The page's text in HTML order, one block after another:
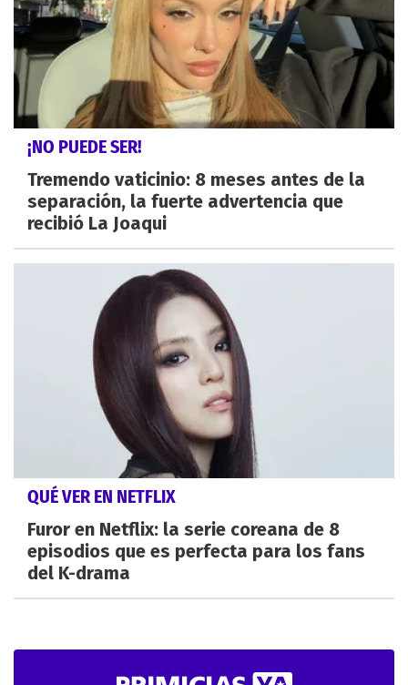
¡NO PUEDE SER!
Tremendo vaticinio: 8 meses antes de la
separación, la fuerte advertencia que
recibió La Joaqui
QUÉ VER EN NETFLIX
Furor en Netflix: la serie coreana de 8
episodios que es perfecta para los fans
del K-drama